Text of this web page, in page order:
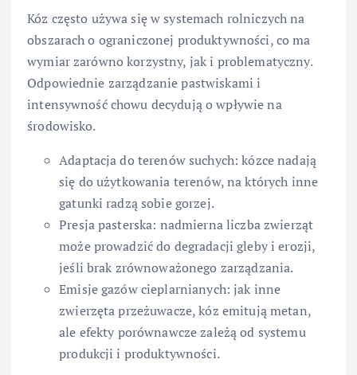
Kóz często używa się w systemach rolniczych na
obszarach o ograniczonej produktywności, co ma
wymiar zarówno korzystny, jak i problematyczny.
Odpowiednie zarządzanie pastwiskami i
intensywność chowu decydują o wpływie na
środowisko.
Adaptacja do terenów suchych: kózce nadają
się do użytkowania terenów, na których inne
gatunki radzą sobie gorzej.
Presja pasterska: nadmierna liczba zwierząt
może prowadzić do degradacji gleby i erozji,
jeśli brak zrównoważonego zarządzania.
Emisje gazów cieplarnianych: jak inne
zwierzęta przeżuwacze, kóz emitują metan,
ale efekty porównawcze zależą od systemu
produkcji i produktywności.